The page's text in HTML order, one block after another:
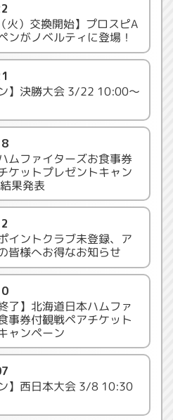
火）交換開始】プロスピA
ンがノベルティに登場！
】決勝大会 3/22 10:00～
ムファイターズお食事券
ケットプレゼントキャン
果発表
イントクラブ未登録、ア
皆様へお得なお知らせ
了】北海道日本ハムファ
事券付観戦ペアチケット
ャンペーン
】西日本大会 3/8 10:30